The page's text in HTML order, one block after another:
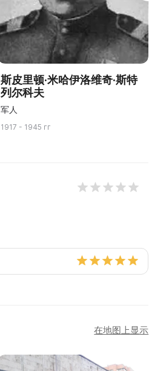
斯皮里顿·米哈伊洛维奇·斯特
列尔科夫
军人
1917 - 1945 гг
在地图上显示